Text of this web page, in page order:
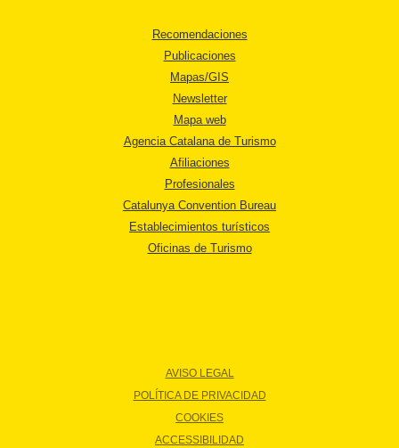
Recomendaciones
Publicaciones
Mapas/GIS
Newsletter
Mapa web
Agencia Catalana de Turismo
Afiliaciones
Profesionales
Catalunya Convention Bureau
Establecimientos turísticos
Oficinas de Turismo
AVISO LEGAL
POLÍTICA DE PRIVACIDAD
COOKIES
ACCESSIBILIDAD